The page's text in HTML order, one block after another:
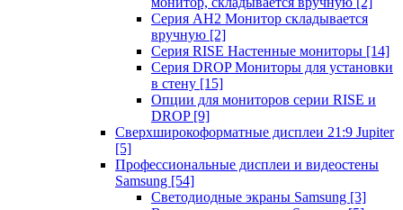
Серия AH2 Монитор складывается
вручную [2]
Серия RISE Настенные мониторы [14]
Серия DROP Мониторы для установки
в стену [15]
Опции для мониторов серии RISE и
DROP [9]
Сверхширокоформатные дисплеи 21:9 Jupiter
[5]
Профессиональные дисплеи и видеостены
Samsung [54]
Светодиодные экраны Samsung [3]